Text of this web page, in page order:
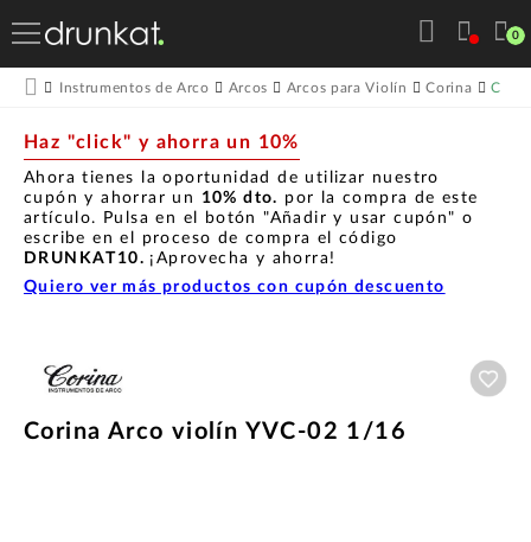
0
Instrumentos de Arco Arcos Arcos para Violín Corina
Haz "click" y ahorra un 10%
Ahora tienes la oportunidad de utilizar nuestro
cupón y ahorrar un 10% dto. por la compra de este
artículo. Pulsa en el botón "Añadir y usar cupón" o
escribe en el proceso de compra el código
DRUNKAT10. ¡Aprovecha y ahorra!
Quiero ver más productos con cupón descuento
Corina Arco violín YVC-02 1/16